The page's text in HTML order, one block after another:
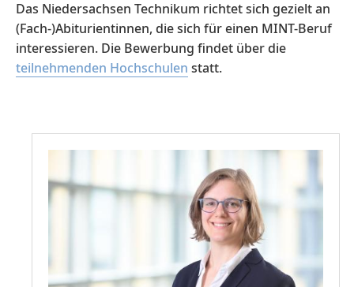
Das Niedersachsen Technikum richtet sich gezielt an
(Fach-)Abiturientinnen, die sich für einen MINT-Beruf
interessieren. Die Bewerbung findet über die
teilnehmenden Hochschulen statt.